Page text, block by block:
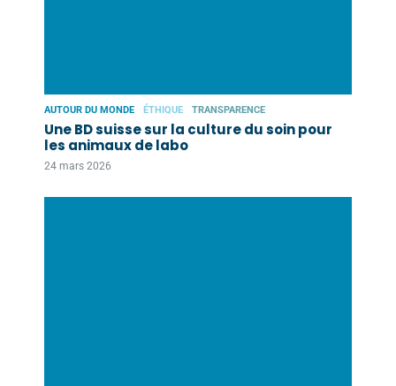
AUTOUR DU MONDE ÉTHIQUE TRANSPARENCE
Une BD suisse sur la culture du soin pour
les animaux de labo
24 mars 2026